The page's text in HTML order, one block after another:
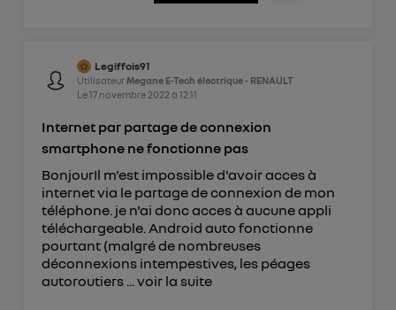
Legiffois91
Utilisateur Megane E-Tech électrique - RENAULT
Le17 novembre 2022 à 12:11
Internet par partage de connexion
smartphone ne fonctionne pas
BonjourIl m'est impossible d'avoir acces à
internet via le partage de connexion de mon
téléphone. je n'ai donc acces à aucune appli
téléchargeable. Android auto fonctionne
pourtant (malgré de nombreuses
déconnexions intempestives, les péages
autoroutiers ...voir la suite